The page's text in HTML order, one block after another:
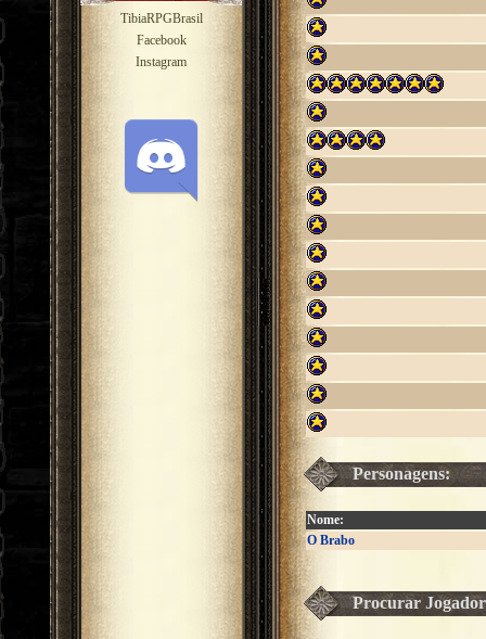
TibiaRPGBrasil
Facebook
Instagram
Personagens:
Nome:
O Brabo
Procurar